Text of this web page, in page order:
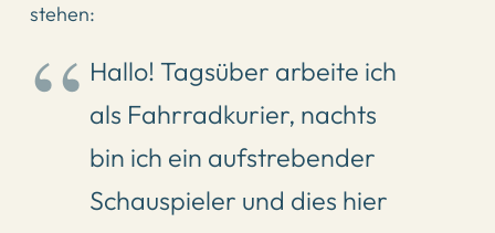
stehen:
Hallo! Tagsüber arbeite ich
als Fahrradkurier, nachts
bin ich ein aufstrebender
Schauspieler und dies hier